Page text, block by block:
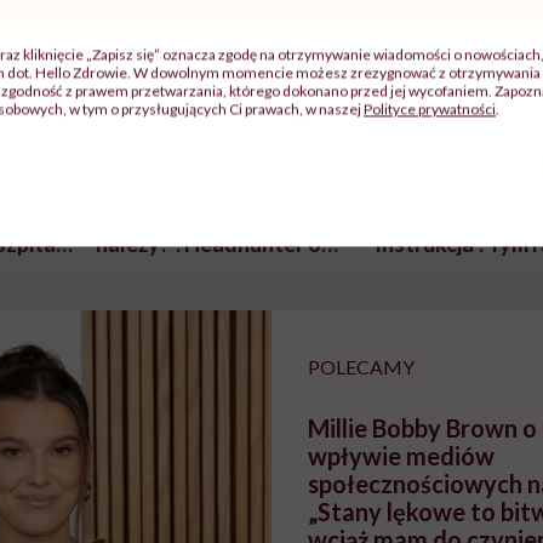
należy?". Headhunter o
pracy
Instrukcja". Tym
POLECAMY
Millie Bobby Brown
wpływie mediów
społecznościowych
„Stany lękowe to
kliknięcie „Zapisz się” oznacza zgodę na otrzymywanie wiadomości o
dot. Hello Zdrowie. W dowolnym momencie możesz zrezygnować z
zgodność z prawem przetwarzania, którego dokonano przed jej wycofaniem.
w tym o przysługujących Ci prawach, w naszejPolityce prywatności.